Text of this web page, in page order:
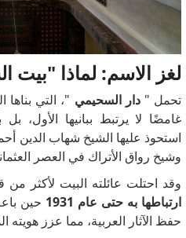
لغز الاسم: لماذا "بيت
تحمل "دار السحيمي "، التي
غامضًا لا يرتبط ببانيها الأول،
استحوذ عليها الشيخ شهاب الدين
وشيخ رواق الأتراك في العصر
وقد احتلت عائلته البيت لأكثر
ارتباطها به حتى عام 1931
حين
حفظ الآثار العربية، مما عزز هويته